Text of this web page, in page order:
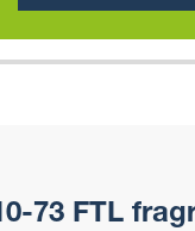
73 FTL